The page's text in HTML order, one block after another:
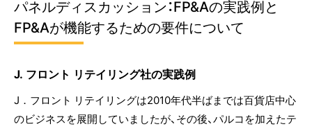
パネルディスカッション：FP&Aの実践例と
FP&Aが機能するための要件について
J. フロント リテイリング社の実践例
J．フロント リテイリングは2010年代半ばまでは百貨店中心
のビジネスを展開していましたが、その後、パルコを加えたテ